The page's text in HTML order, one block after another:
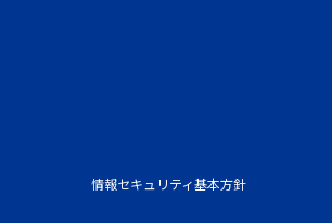
情報セキュリティ基本方針